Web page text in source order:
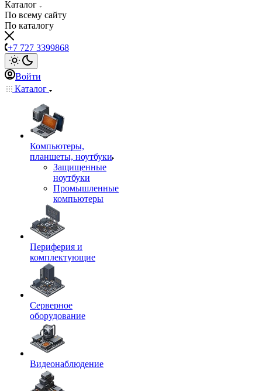
Каталог
По всему сайту
По каталогу
+7 727 3399868
Войти
Каталог
Компьютеры,
планшеты, ноутбуки
Защищенные
ноутбуки
Промышленные
компьютеры
Периферия и
комплектующие
Серверное
оборудование
Видеонаблюдение